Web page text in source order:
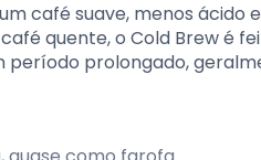
café suave, menos ácido
quente, o Cold Brew é
prolongado,